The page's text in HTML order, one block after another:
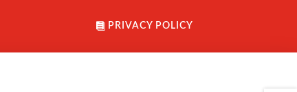
PRIVACY POLICY